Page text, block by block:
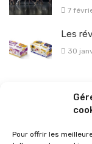
Pour offrir les
7
Les
30